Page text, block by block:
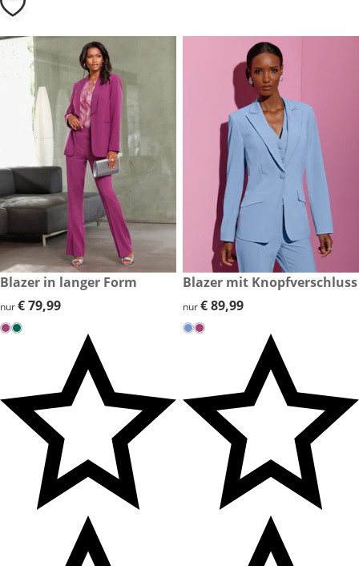
€ 79,99
Blazer in langer Form
€ 79,99
nur€ 79,99
€ 89,99
Blazer mit Knopfverschluss
€ 89,99
nur€ 89,99